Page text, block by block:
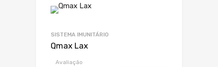
SISTEMA IMUNITÁRIO
Qmax Lax
Avaliação